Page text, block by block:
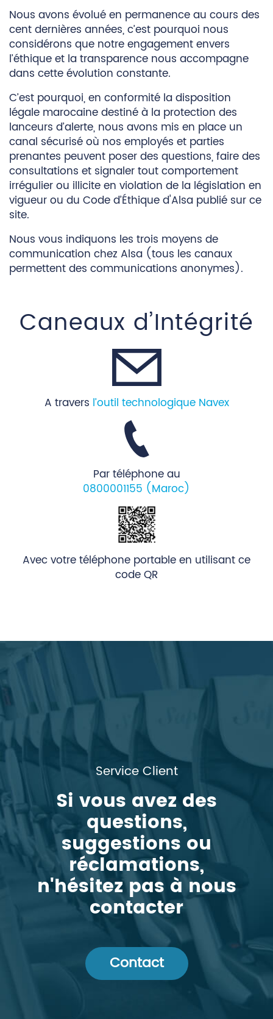
Nous avons évolué en permanence au cours des
cent dernières années, c’est pourquoi nous
considérons que notre engagement envers
l’éthique et la transparence nous accompagne
dans cette évolution constante.
C’est pourquoi, en conformité la disposition
légale marocaine destiné à la protection des
lanceurs d’alerte, nous avons mis en place un
canal sécurisé où nos employés et parties
prenantes peuvent poser des questions, faire des
consultations et signaler tout comportement
irrégulier ou illicite en violation de la législation en
vigueur ou du Code d’Éthique d'Alsa publié sur ce
site.
Nous vous indiquons les trois moyens de
communication chez Alsa (tous les canaux
permettent des communications anonymes).
Caneaux d’Intégrité
A travers l’outil technologique Navex
Par téléphone au
0800001155 (Maroc)
Avec votre téléphone portable en utilisant ce
code QR
Service Client
Si vous avez des
questions,
suggestions ou
réclamations,
n'hésitez pas à nous
contacter
Contact